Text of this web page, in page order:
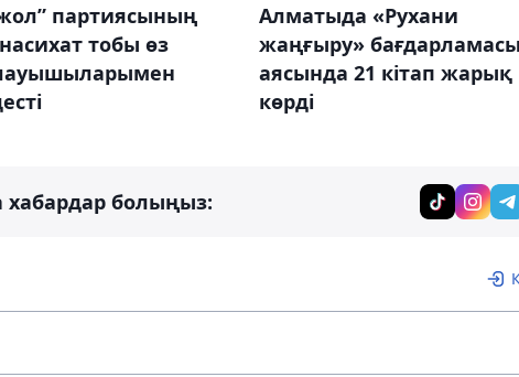
партиясының
насихат тобы өз
Алматыда «Рухани
жаңғыру»
аясында 21 кітап жарық
көрді
болыңыз: